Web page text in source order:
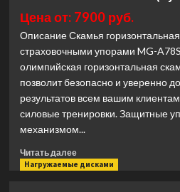
Fitness
KFPLLPD
(Лучшая
цена)
Цена от: 7900 руб.
Описание Скамья
страховочными упорами MG-
олимпийская горизонтальная
позволит безопасно и уверенно
результатов всем вашим
силовые тренировки. Защитные
механизмом...
Читать далееПрочитать
больше
Нагружаемые дисками